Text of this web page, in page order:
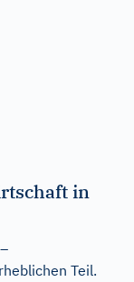
in
Teil.